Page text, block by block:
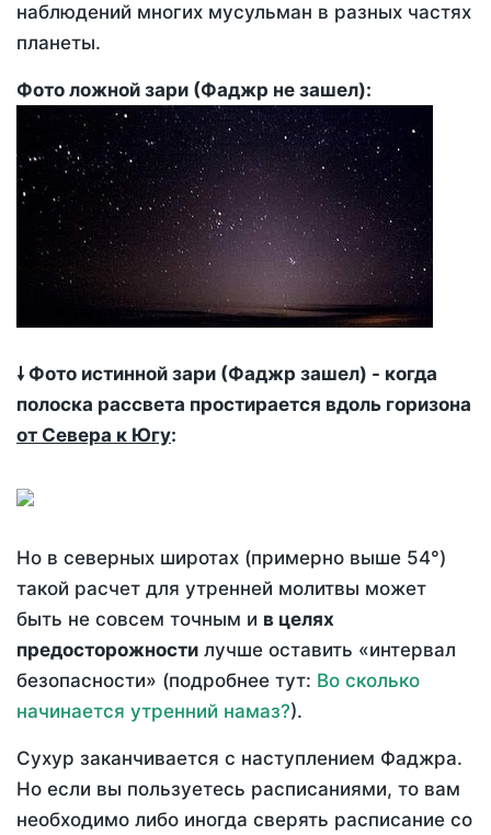
наблюдений многих мусульман в разных частях
планеты.
Фото ложной зари (Фаджр не зашел):
🠗 Фото истинной зари (Фаджр зашел) - когда
полоска рассвета простирается вдоль горизона
от Севера к Югу:
Но в северных широтах (примерно выше 54°)
такой расчет для утренней молитвы может
быть не совсем точным и в целях
предосторожности лучше оставить «интервал
безопасности» (подробнее тут: Во сколько
начинается утренний намаз?).
Сухур заканчивается с наступлением Фаджра.
Но если вы пользуетесь расписаниями, то вам
необходимо либо иногда сверять расписание со